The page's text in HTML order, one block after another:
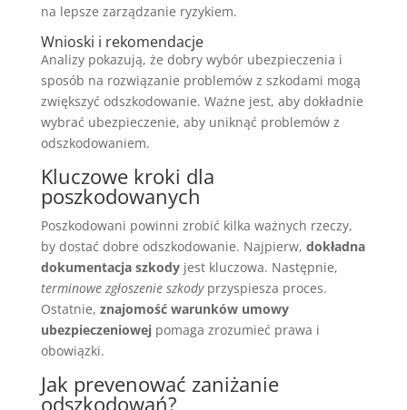
na lepsze zarządzanie ryzykiem.
Wnioski i rekomendacje
Analizy pokazują, że dobry wybór ubezpieczenia i
sposób na rozwiązanie problemów z szkodami mogą
zwiększyć odszkodowanie. Ważne jest, aby dokładnie
wybrać ubezpieczenie, aby uniknąć problemów z
odszkodowaniem.
Kluczowe kroki dla
poszkodowanych
Poszkodowani powinni zrobić kilka ważnych rzeczy,
by dostać dobre odszkodowanie. Najpierw, dokładna
dokumentacja szkodyjest kluczowa. Następnie,
terminowe zgłoszenie szkodyprzyspiesza proces.
Ostatnie, znajomość warunków umowy
ubezpieczeniowejpomaga zrozumieć prawa i
obowiązki.
Jak prevenować zaniżanie
odszkodowań?